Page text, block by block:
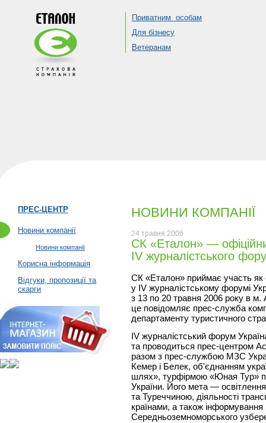
Приватним особам
Для бізнесу
Ветеранам
ПРЕС-ЦЕНТР
Новини компанії
Новини компанії
Корисна інформація
Відгуки, пропозиції та
скарги
НОВИНИ КОМПАНІЇ
24 травня 2006
СК «Еталон» —
IV журналістського
СК «Еталон» приймає участь як
у IV журналістському форумі
з 13 по 20 травня 2006 року в м.
це повідомляє прес-служба
департаменту туристичного
IV журналістський форум
та проводиться прес-центром
разом з прес-службою МЗС
Кемер і Белек, об'єднанням
шлях», турфірмою «Юная Тур»
України. Його мета —
та Туреччиною, діяльності
країнами, а також інформування
Середньоземноморського